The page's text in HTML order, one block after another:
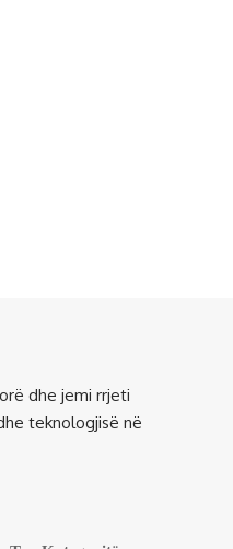
dhe jemi rrjeti
teknologjisë në